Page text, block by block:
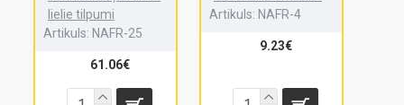
lielie tilpumi
Artikuls: NAFR-25
61.06€
Artikuls: NAFR-4
9.23€